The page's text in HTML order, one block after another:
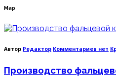
Мар
Автор Редактор Комментариев кнет
Производство